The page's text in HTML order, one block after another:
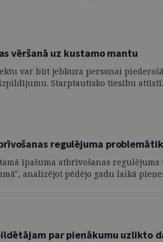
vēršanā uz kustamo mantu
var būt jebkura personai
Starptautisko tiesību
regulējuma
īpašuma atbrīvošanas
analizējot pēdējo gadu laikā
par pienākumu uzlikto